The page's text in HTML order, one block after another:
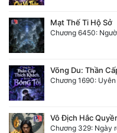
Mạt Thế Ti Hộ Sở
Chương 6450:
Võng Du: Thần
Chương 1690:
Vô Địch Hắc
Chương 329: Ngày